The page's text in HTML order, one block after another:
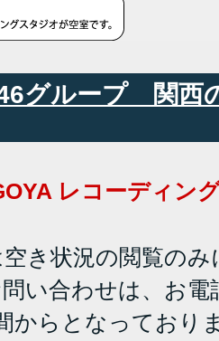
グループ 関西
レコーディン
空き状況の閲覧の
問い合わせは、お
からとなっており